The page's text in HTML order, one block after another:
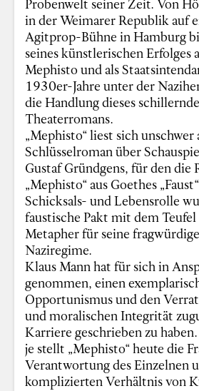
in der Weimarer Republik auf
Agitprop-Bühne in Hamburg
seines künstlerischen Erfolges
Mephisto und als
1930er-Jahre unter der
die Handlung dieses
Theaterromans.
„Mephisto“ liest sich unschwer
Schlüsselroman über
Gustaf Gründgens, für den die
„Mephisto“ aus Goethes
Schicksals- und Lebensrolle
faustische Pakt mit dem
Metapher für seine
Naziregime.
Klaus Mann hat für sich in
genommen, einen
Opportunismus und den
und moralischen Integrität
Karriere geschrieben zu
je stellt „Mephisto“ heute die
Verantwortung des Einzelnen
komplizierten Verhältnis von